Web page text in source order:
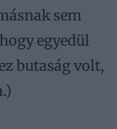
sem
egyedül
butaság volt,